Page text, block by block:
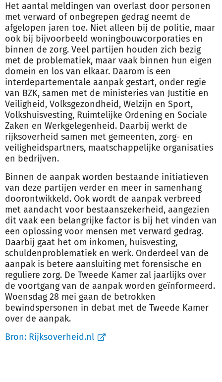
Het aantal meldingen van overlast door personen
met verward of onbegrepen gedrag neemt de
afgelopen jaren toe. Niet alleen bij de politie, maar
ook bij bijvoorbeeld woningbouwcorporaties en
binnen de zorg. Veel partijen houden zich bezig
met de problematiek, maar vaak binnen hun eigen
domein en los van elkaar. Daarom is een
interdepartementale aanpak gestart, onder regie
van BZK, samen met de ministeries van Justitie en
Veiligheid, Volksgezondheid, Welzijn en Sport,
Volkshuisvesting, Ruimtelijke Ordening en Sociale
Zaken en Werkgelegenheid. Daarbij werkt de
rijksoverheid samen met gemeenten, zorg- en
veiligheidspartners, maatschappelijke organisaties
en bedrijven.
Binnen de aanpak worden bestaande initiatieven
van deze partijen verder en meer in samenhang
doorontwikkeld. Ook wordt de aanpak verbreed
met aandacht voor bestaanszekerheid, aangezien
dit vaak een belangrijke factor is bij het vinden van
een oplossing voor mensen met verward gedrag.
Daarbij gaat het om inkomen, huisvesting,
schuldenproblematiek en werk. Onderdeel van de
aanpak is betere aansluiting met forensische en
reguliere zorg. De Tweede Kamer zal jaarlijks over
de voortgang van de aanpak worden geïnformeerd.
Woensdag 28 mei gaan de betrokken
bewindspersonen in debat met de Tweede Kamer
over de aanpak.
Bron: Rijksoverheid.nl